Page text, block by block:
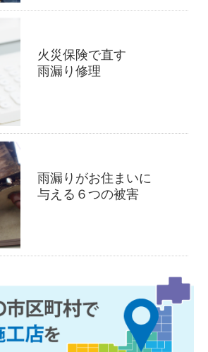
火災保険で直す
雨漏り修理
雨漏りがお住まいに
与える６つの被害